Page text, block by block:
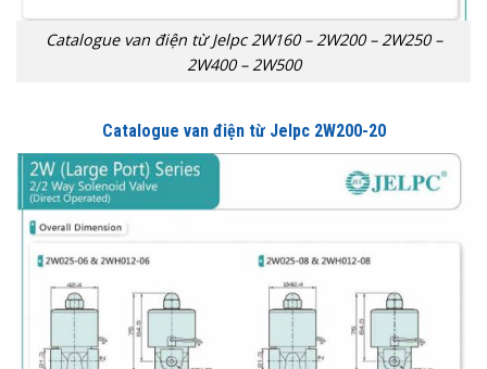
Catalogue van điện từ Jelpc 2W160 – 2W200 – 2W250 –
2W400 – 2W500
Catalogue van điện từ Jelpc 2W200-20